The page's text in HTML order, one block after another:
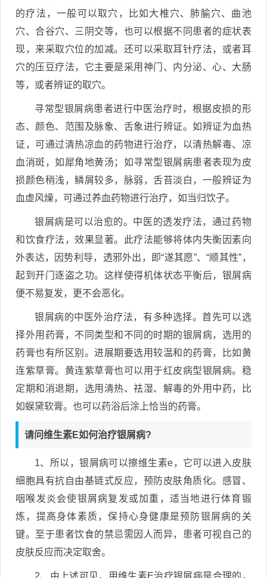
的疗法，一般可以取穴，比如大椎穴、肺腧穴、曲池
穴、合谷穴、三阴交等，也可以根据不同患者的症状表
现，来采取穴位的加减。还可以采取耳针疗法，或者耳
穴的压豆疗法，它主要是采用神门、内分泌、心、大肠
等，或者辨证的取穴。
寻常型银屑病患者进行中医治疗时，根据皮损的形
态、颜色、范围及脉象、舌象进行辨证。如辨证为血热
证，可通过清热凉血的药物进行治疗，以清热解毒、凉
血消斑，如犀角地黄汤；如寻常型银屑病患者表现为皮
损颜色稍浅，鳞屑较多，脉弱，舌苔淡白，一般辨证为
血虚风燥，可通过养血药物进行治疗，如当归饮子。
银屑病是可以治愈的。中医的透发疗法，通过药物
和饮食疗法，效果显著。此疗法能够将体内失衡因素向
外表达，因势利导，透邪外出，即“遂其愿”、“顺其性”，
起到开门逐盗之功。这样使得机体状态平衡后，银屑病
便不易复发，更不会恶化。
银屑病的中医外治疗法，有多种选择。首先可以选
择外用药膏，不同类型和不同的时期的银屑病，选用的
药膏也有所区别。进展期要选用较温和的药膏，比如黄
连紫草膏。黄连紫草膏也可以用于红皮病型银屑病。稳
定期和消退期，选用清热、祛湿、解毒的外用中药，比
如蜈黛软膏。也可以药浴后涂上恰当的药膏。
请问维生素E如何治疗银屑病?
1、所以，银屑病可以擦维生素e，它可以进入皮肤
细胞具有抗自由基链式反应，预防皮肤角质化。感冒、
咽喉发炎会使银屑病复发或加重，适当地进行体育锻
炼，提高身体素质，保持心身健康是预防银屑病的关
键。至于患者饮食的禁忌需因人而异，患者可视自己的
皮肤反应而决定取舍。
2、由上述可见，用维生素E治疗银屑病是合理的，